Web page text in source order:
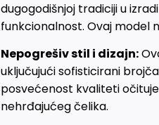
dugogodišnjoj tradiciji u
funkcionalnost. Ovaj model
Nepogrešiv stil i dizajn:
uključujući sofisticirani
posvećenost kvaliteti
nehrđajućeg čelika.